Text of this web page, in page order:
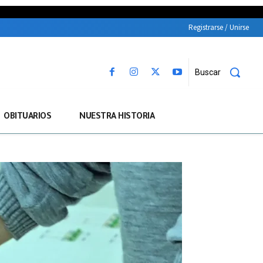
Registrarse / Unirse
Buscar
OBITUARIOS NUESTRA HISTORIA